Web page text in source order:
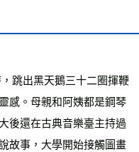
感。母親和阿姨都是鋼琴
後還在古典音樂臺主持過
故事，大學開始接觸圖畫